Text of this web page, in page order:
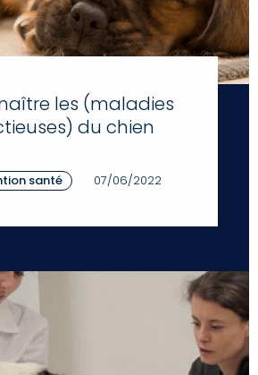
les (maladies
du chien
santé 07/06/2022